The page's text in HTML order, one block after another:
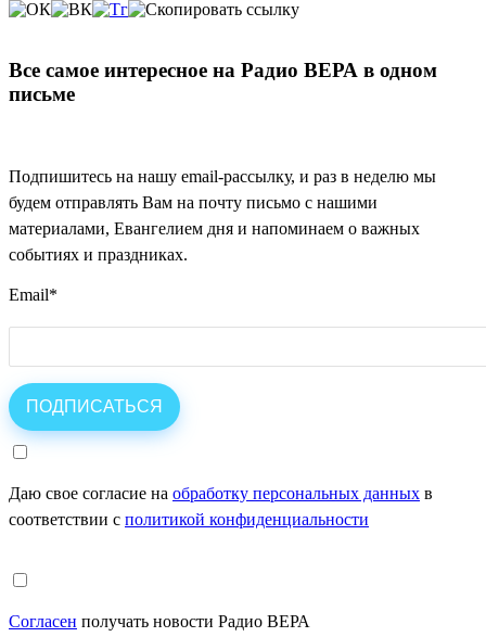
Все самое интересное на Радио ВЕРА в одном
письме
Подпишитесь на нашу email-рассылку, и раз в неделю мы
будем отправлять Вам на почту письмо с нашими
материалами, Евангелием дня и напоминаем о важных
событиях и праздниках.
Email*
Даю свое согласие на обработку персональных данных в
соответствии с политикой конфиденциальности
Согласен получать новости Радио ВЕРА